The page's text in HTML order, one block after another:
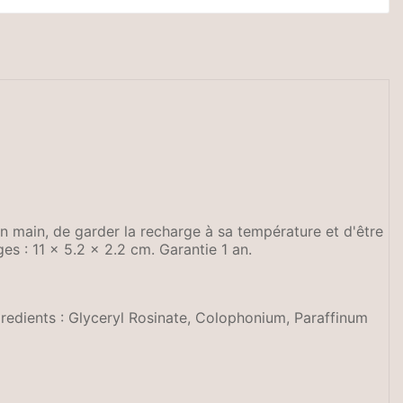
main, de garder la recharge à sa température et d'être
: 11 x 5.2 x 2.2 cm. Garantie 1 an.
: Glyceryl Rosinate, Colophonium, Paraffinum